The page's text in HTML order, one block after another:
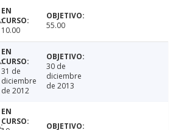
10.00 55.00
31 de
diciembre
de 2012
30 de
diciembre
de 2013